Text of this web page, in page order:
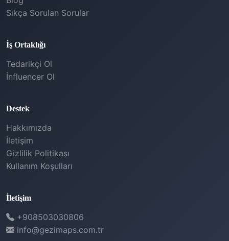
Sıkça Sorulan Sorular
İş Ortaklığı
Tedarikçi Ol
İnfluencer Ol
Destek
Hakkımızda
İletişim
Gizlilik Politikası
Kullanım Koşulları
İletişim
+908503030806
info@gezimaps.com.tr